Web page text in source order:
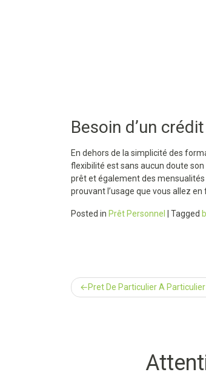
Besoin d’un
En dehors de la simplicité des
flexibilité est sans aucun doute
prêt et également des
prouvant l’usage que vous allez en
Posted in Prêt Personnel Tagged
Navigation
Pret De Particulier A